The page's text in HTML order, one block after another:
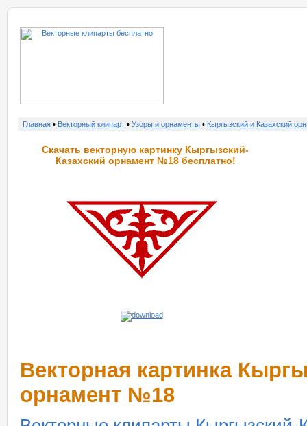
Главная • Векторный клипарт • Узоры и орнаменты • Кыргызский и Казахский
Скачать векторную картинку Кыргызский-
Казахский орнамент №18 бесплатно!
Векторная картинка
орнамент №18